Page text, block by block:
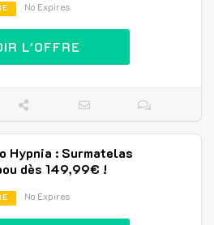
No Expires
L'OFFRE
Hypnia : Surmatelas
dès 149,99€ !
No Expires